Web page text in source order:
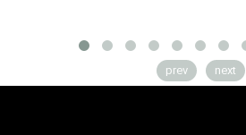
prev next